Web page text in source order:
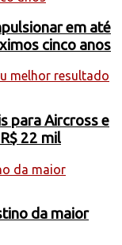
em até
cinco anos
para Aircross e
22 mil
da maior